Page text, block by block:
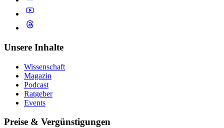
Unsere Inhalte
Wissenschaft
Magazin
Podcast
Ratgeber
Events
Preise & Vergünstigungen